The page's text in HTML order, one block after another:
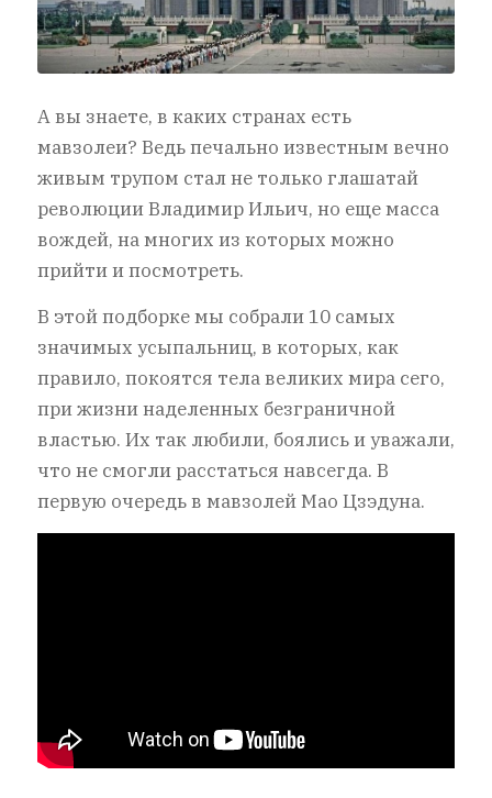
А вы знаете, в каких странах есть
мавзолеи? Ведь печально известным вечно
живым трупом стал не только глашатай
революции Владимир Ильич, но еще масса
вождей, на многих из которых можно
прийти и посмотреть.
В этой подборке мы собрали 10 самых
значимых усыпальниц, в которых, как
правило, покоятся тела великих мира сего,
при жизни наделенных безграничной
властью. Их так любили, боялись и уважали,
что не смогли расстаться навсегда. В
первую очередь в мавзолей Мао Цзэдуна.